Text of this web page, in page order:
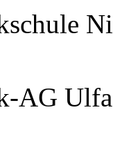
AG Ulfa